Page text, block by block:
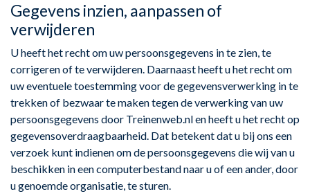
Gegevens inzien, aanpassen of
verwijderen
U heeft het recht om uw persoonsgegevens in te zien, te
corrigeren of te verwijderen. Daarnaast heeft u het recht om
uw eventuele toestemming voor de gegevensverwerking in te
trekken of bezwaar te maken tegen de verwerking van uw
persoonsgegevens door Treinenweb.nl en heeft u het recht op
gegevensoverdraagbaarheid. Dat betekent dat u bij ons een
verzoek kunt indienen om de persoonsgegevens die wij van u
beschikken in een computerbestand naar u of een ander, door
u genoemde organisatie, te sturen.